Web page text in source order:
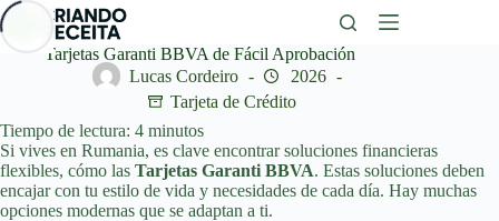
Saltar
al
contenidoTarjetas Garanti BBVA de Fácil Aprobación
Lucas Cordeiro
2026
Tarjeta de Crédito
Tiempo de lectura: 4 minutos
Si vives en Rumania, es clave encontrar soluciones financieras
flexibles, cómo las Tarjetas Garanti BBVA. Estas soluciones deben
encajar con tu estilo de vida y necesidades de cada día. Hay muchas
opciones modernas que se adaptan a ti.